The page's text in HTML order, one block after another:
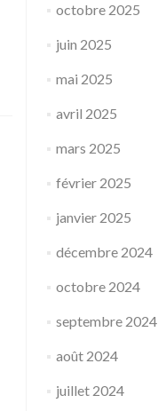
octobre 2025
juin 2025
mai 2025
avril 2025
mars 2025
février 2025
janvier 2025
décembre 2024
octobre 2024
septembre 2024
août 2024
juillet 2024